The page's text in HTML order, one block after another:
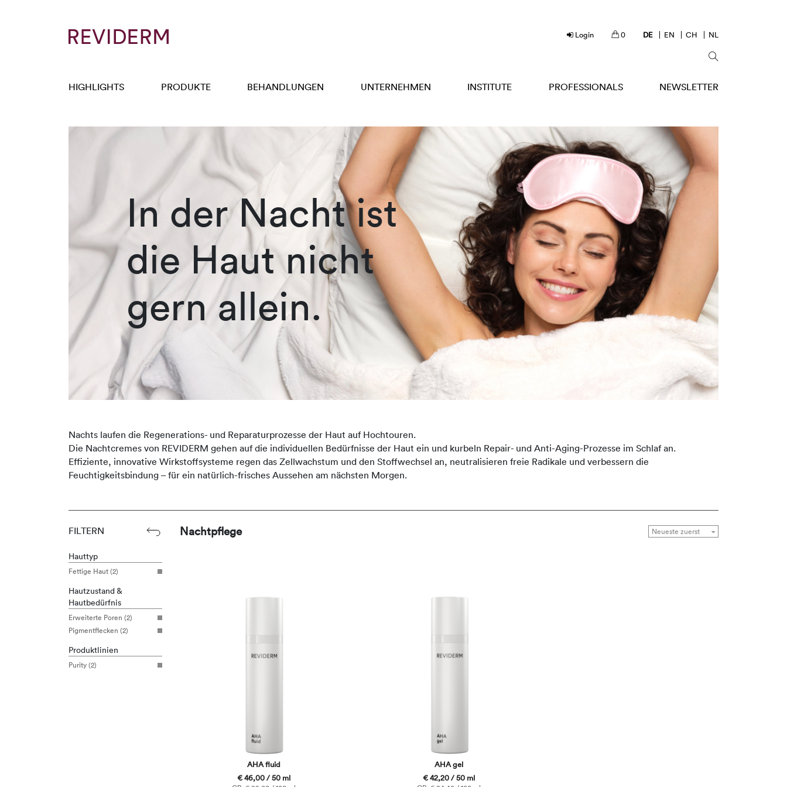
Login 0 DE EN CH NL
HIGHLIGHTS PRODUKTE BEHANDLUNGEN UNTERNEHMEN INSTITUTE PROFESSIONALS NEWSLETTER
In der Nacht ist
die Haut nicht
gern allein.
Nachts laufen die Regenerations- und Reparaturprozesse der Haut auf Hochtouren.
Die Nachtcremes von REVIDERM gehen auf die individuellen Bedürfnisse der Haut ein und kurbeln Repair- und Anti-Aging-Prozesse im Schlaf an.
Effiziente, innovative Wirkstoffsysteme regen das Zellwachstum und den Stoffwechsel an, neutralisieren freie Radikale und verbessern die
Feuchtigkeitsbindung – für ein natürlich-frisches Aussehen am nächsten Morgen.
FILTERN
Hauttyp
Fettige Haut (2)
Hautzustand &
Hautbedürfnis
Erweiterte Poren (2)
Pigmentflecken (2)
Produktlinien
Purity (2)
Nachtpflege
AHA fluid
€ 46,00 / 50 ml
AHA gel
€ 42,20 / 50 ml